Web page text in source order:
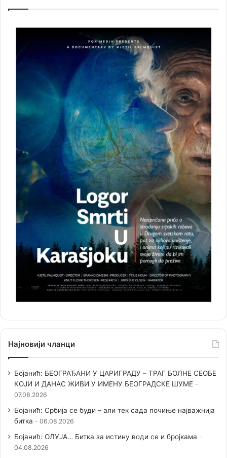
Најновији чланци
Бојанић: БЕОГРАЂАНИ У ЦАРИГРАДУ – ТРАГ БОЛНЕ СЕОБЕ
КОЈИ И ДАНАС ЖИВИ У ИМЕНУ БЕОГРАДСКЕ ШУМЕ
07.08.2026
Бојанић: Србија се буди – али тек сада почиње најважнија
битка
06.08.2026
Бојанић: ОЛУЈА… Битка за истину води се и бројкама
04.08.2026